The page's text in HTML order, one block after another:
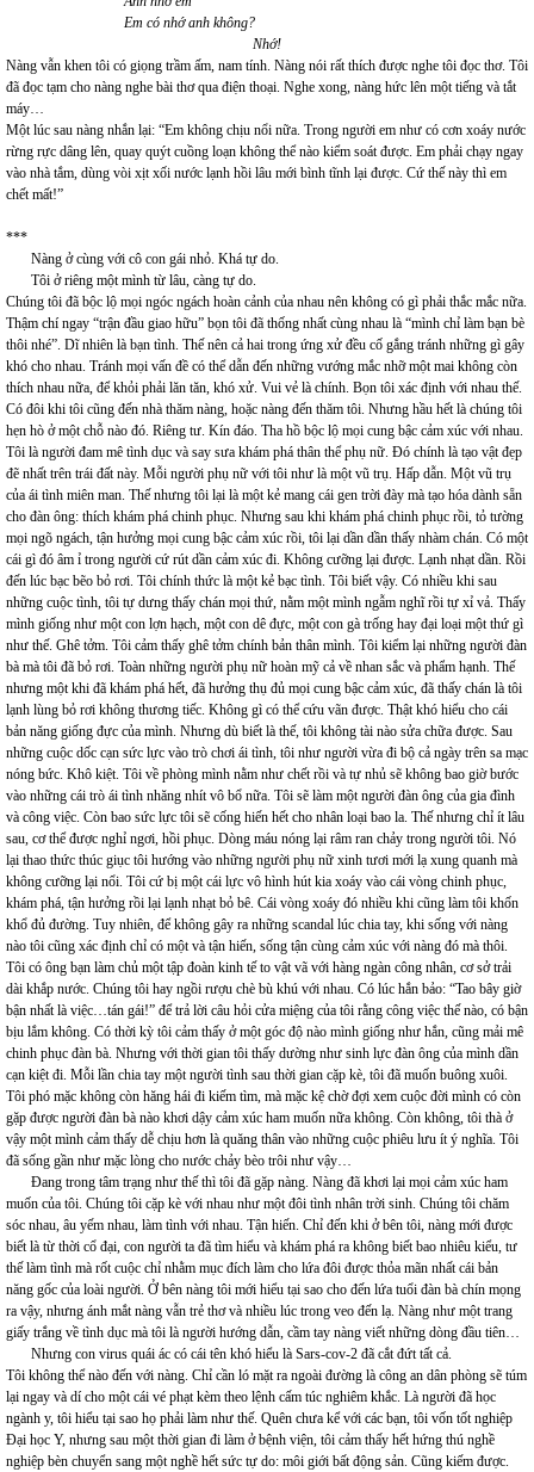
Em có nhớ anh không?
Nhớ!
Nàng vẫn khen tôi có giọng trầm ấm, nam tính. Nàng nói rất thích được nghe tôi đọc thơ. Tôi
đã đọc tạm cho nàng nghe bài thơ qua điện thoại. Nghe xong, nàng hức lên một tiếng và tắt
máy…
Một lúc sau nàng nhắn lại: “Em không chịu nổi nữa. Trong người em như có cơn xoáy nước
rừng rực dâng lên, quay quýt cuồng loạn không thể nào kiểm soát được. Em phải chạy ngay
vào nhà tắm, dùng vòi xịt xối nước lạnh hồi lâu mới bình tĩnh lại được. Cứ thế này thì em
chết mất!”
***
Nàng ở cùng với cô con gái nhỏ. Khá tự do.
Tôi ở riêng một mình từ lâu, càng tự do.
Chúng tôi đã bộc lộ mọi ngóc ngách hoàn cảnh của nhau nên không có gì phải thắc mắc nữa.
Thậm chí ngay “trận đầu giao hữu” bọn tôi đã thống nhất cùng nhau là “mình chỉ làm bạn bè
thôi nhé”. Dĩ nhiên là bạn tình. Thế nên cả hai trong ứng xử đều cố gắng tránh những gì gây
khó cho nhau. Tránh mọi vấn đề có thể dẫn đến những vướng mắc nhỡ một mai không còn
thích nhau nữa, để khỏi phải lăn tăn, khó xử. Vui vẻ là chính. Bọn tôi xác định với nhau thế.
Có đôi khi tôi cũng đến nhà thăm nàng, hoặc nàng đến thăm tôi. Nhưng hầu hết là chúng tôi
hẹn hò ở một chỗ nào đó. Riêng tư. Kín đáo. Tha hồ bộc lộ mọi cung bậc cảm xúc với nhau.
Tôi là người đam mê tình dục và say sưa khám phá thân thể phụ nữ. Đó chính là tạo vật đẹp
đẽ nhất trên trái đất này. Mỗi người phụ nữ với tôi như là một vũ trụ. Hấp dẫn. Một vũ trụ
của ái tình miên man. Thế nhưng tôi lại là một kẻ mang cái gen trời đày mà tạo hóa dành sẵn
cho đàn ông: thích khám phá chinh phục. Nhưng sau khi khám phá chinh phục rồi, tỏ tường
mọi ngõ ngách, tận hưởng mọi cung bậc cảm xúc rồi, tôi lại dần dần thấy nhàm chán. Có một
cái gì đó âm ỉ trong người cứ rút dần cảm xúc đi. Không cưỡng lại được. Lạnh nhạt dần. Rồi
đến lúc bạc bẽo bỏ rơi. Tôi chính thức là một kẻ bạc tình. Tôi biết vậy. Có nhiều khi sau
những cuộc tình, tôi tự dưng thấy chán mọi thứ, nằm một mình ngẫm nghĩ rồi tự xỉ vả. Thấy
mình giống như một con lợn hạch, một con dê đực, một con gà trống hay đại loại một thứ gì
như thế. Ghê tởm. Tôi cảm thấy ghê tởm chính bản thân mình. Tôi kiểm lại những người đàn
bà mà tôi đã bỏ rơi. Toàn những người phụ nữ hoàn mỹ cả về nhan sắc và phẩm hạnh. Thế
nhưng một khi đã khám phá hết, đã hưởng thụ đủ mọi cung bậc cảm xúc, đã thấy chán là tôi
lạnh lùng bỏ rơi không thương tiếc. Không gì có thể cứu vãn được. Thật khó hiểu cho cái
bản năng giống đực của mình. Nhưng dù biết là thế, tôi không tài nào sửa chữa được. Sau
những cuộc dốc cạn sức lực vào trò chơi ái tình, tôi như người vừa đi bộ cả ngày trên sa mạc
nóng bức. Khô kiệt. Tôi về phòng mình nằm như chết rồi và tự nhủ sẽ không bao giờ bước
vào những cái trò ái tình nhăng nhít vô bổ nữa. Tôi sẽ làm một người đàn ông của gia đình
và công việc. Còn bao sức lực tôi sẽ cống hiến hết cho nhân loại bao la. Thế nhưng chỉ ít lâu
sau, cơ thể được nghỉ ngơi, hồi phục. Dòng máu nóng lại râm ran chảy trong người tôi. Nó
lại thao thức thúc giục tôi hướng vào những người phụ nữ xinh tươi mới lạ xung quanh mà
không cưỡng lại nổi. Tôi cứ bị một cái lực vô hình hút kia xoáy vào cái vòng chinh phục,
khám phá, tận hưởng rồi lại lạnh nhạt bỏ bê. Cái vòng xoáy đó nhiều khi cũng làm tôi khốn
khổ đủ đường. Tuy nhiên, để không gây ra những scandal lúc chia tay, khi sống với nàng
nào tôi cũng xác định chỉ có một và tận hiến, sống tận cùng cảm xúc với nàng đó mà thôi.
Tôi có ông bạn làm chủ một tập đoàn kinh tế to vật vã với hàng ngàn công nhân, cơ sở trải
dài khắp nước. Chúng tôi hay ngồi rượu chè bù khú với nhau. Có lúc hắn bảo: “Tao bây giờ
bận nhất là việc…tán gái!” để trả lời câu hỏi cửa miệng của tôi rằng công việc thế nào, có bận
bịu lắm không. Có thời kỳ tôi cảm thấy ở một góc độ nào mình giống như hắn, cũng mải mê
chinh phục đàn bà. Nhưng với thời gian tôi thấy dường như sinh lực đàn ông của mình dần
cạn kiệt đi. Mỗi lần chia tay một người tình sau thời gian cặp kè, tôi đã muốn buông xuôi.
Tôi phó mặc không còn hăng hái đi kiếm tìm, mà mặc kệ chờ đợi xem cuộc đời mình có còn
gặp được người đàn bà nào khơi dậy cảm xúc ham muốn nữa không. Còn không, tôi thà ở
vậy một mình cảm thấy dễ chịu hơn là quăng thân vào những cuộc phiêu lưu ít ý nghĩa. Tôi
đã sống gần như mặc lòng cho nước chảy bèo trôi như vậy…
Đang trong tâm trạng như thế thì tôi đã gặp nàng. Nàng đã khơi lại mọi cảm xúc ham
muốn của tôi. Chúng tôi cặp kè với nhau như một đôi tình nhân trời sinh. Chúng tôi chăm
sóc nhau, âu yếm nhau, làm tình với nhau. Tận hiến. Chỉ đến khi ở bên tôi, nàng mới được
biết là từ thời cổ đại, con người ta đã tìm hiểu và khám phá ra không biết bao nhiêu kiểu, tư
thế làm tình mà rốt cuộc chỉ nhằm mục đích làm cho lứa đôi được thỏa mãn nhất cái bản
năng gốc của loài người. Ở bên nàng tôi mới hiểu tại sao cho đến lứa tuổi đàn bà chín mọng
ra vậy, nhưng ánh mắt nàng vẫn trẻ thơ và nhiều lúc trong veo đến lạ. Nàng như một trang
giấy trắng về tình dục mà tôi là người hướng dẫn, cầm tay nàng viết những dòng đầu tiên…
Nhưng con virus quái ác có cái tên khó hiểu là Sars-cov-2 đã cắt đứt tất cả.
Tôi không thể nào đến với nàng. Chỉ cần ló mặt ra ngoài đường là công an dân phòng sẽ túm
lại ngay và dí cho một cái vé phạt kèm theo lệnh cấm túc nghiêm khắc. Là người đã học
ngành y, tôi hiểu tại sao họ phải làm như thế. Quên chưa kể với các bạn, tôi vốn tốt nghiệp
Đại học Y, nhưng sau một thời gian đi làm ở bệnh viện, tôi cảm thấy hết hứng thú nghề
nghiệp bèn chuyển sang một nghề hết sức tự do: môi giới bất động sản. Cũng kiếm được.